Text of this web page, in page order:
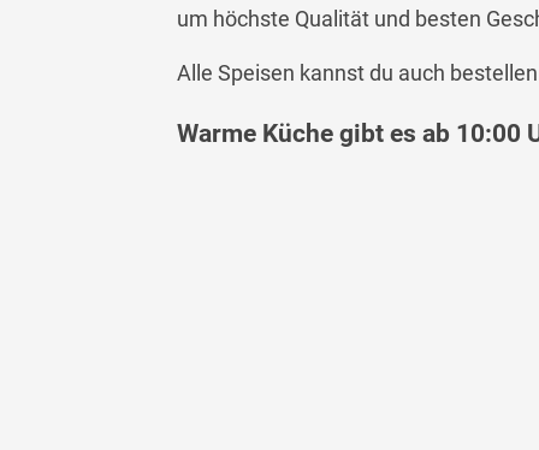
um höchste Qualität und besten
Alle Speisen kannst du auch
Warme Küche gibt es ab 10:00